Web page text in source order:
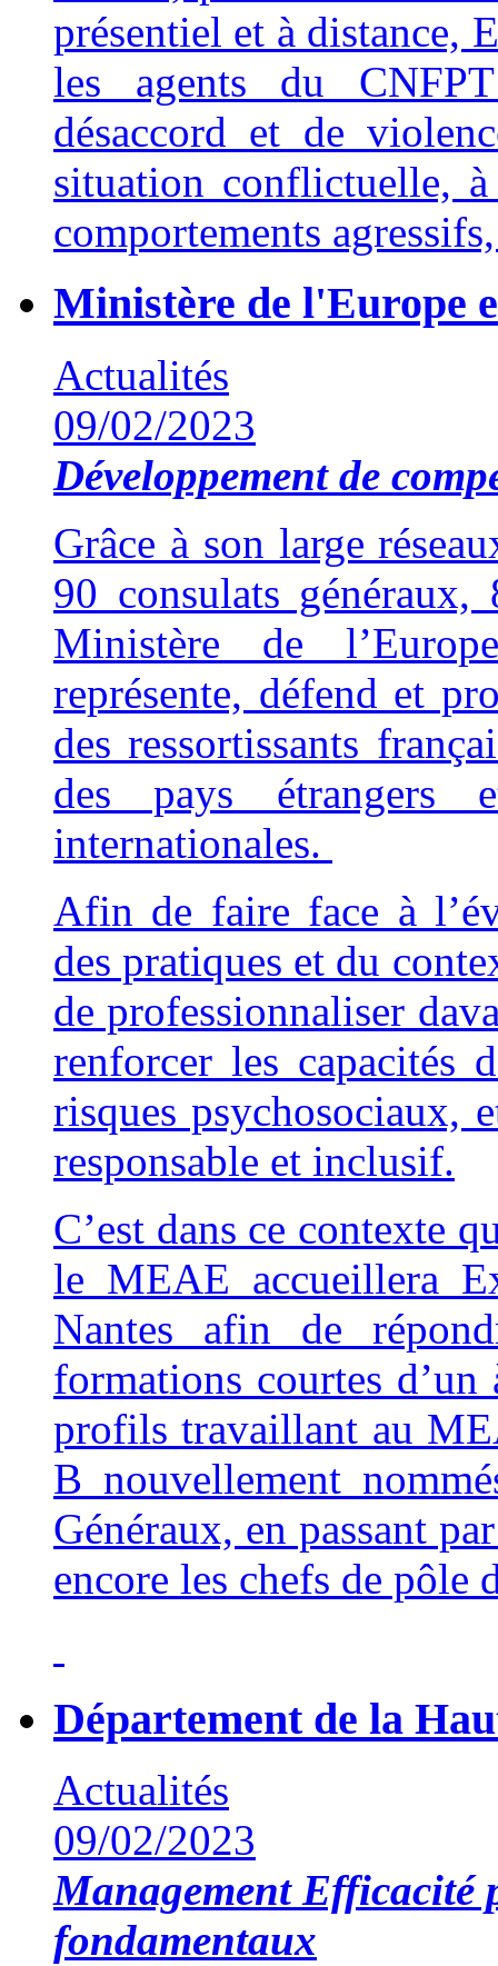
présentiel et à distance,
les agents du
désaccord et de
situation conflictuelle,
comportements
Ministère de l'Europe
Actualités
09/02/2023
Développement de
Grâce à son large
90 consulats
Ministère de
représente, défend et
des ressortissants
des pays étrangers
internationales.
Afin de faire face à
des pratiques et du
de professionnaliser
renforcer les capacités
risques psychosociaux,
responsable et inclusif.
C’est dans ce contexte
le MEAE accueillera
Nantes afin de
formations courtes
profils travaillant au
B nouvellement
Généraux, en passant
encore les chefs de pôle
Département de la
Actualités
09/02/2023
Management Efficacité
fondamentaux